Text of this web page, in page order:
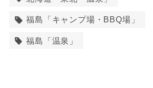
福島「キャンプ場・BBQ場」
福島「温泉」